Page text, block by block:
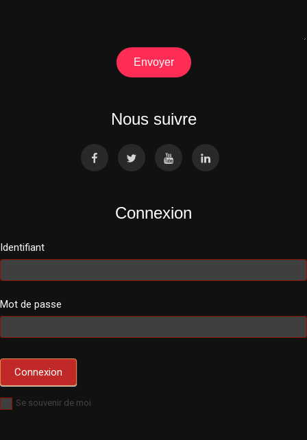
Envoyer
Nous suivre
Connexion
Identifiant
Mot de passe
Se souvenir de moi